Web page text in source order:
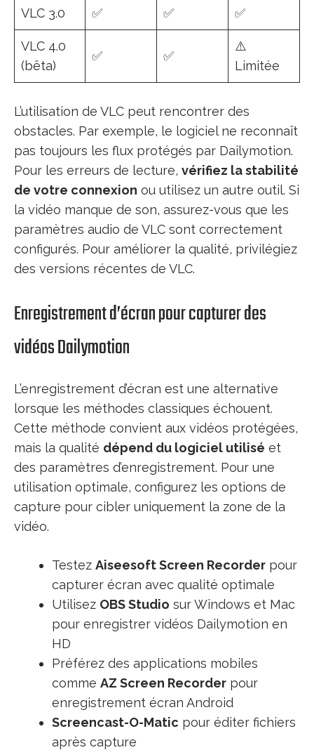
VLC 3.0 ✅ ✅ ✅
VLC 4.0
(bêta)
✅ ✅
⚠️
Limitée
L’utilisation de VLC peut rencontrer des
obstacles. Par exemple, le logiciel ne reconnaît
pas toujours les flux protégés par Dailymotion.
Pour les erreurs de lecture, vérifiez la stabilité
de votre connexion ou utilisez un autre outil. Si
la vidéo manque de son, assurez-vous que les
paramètres audio de VLC sont correctement
configurés. Pour améliorer la qualité, privilégiez
des versions récentes de VLC.
Enregistrement d’écran pour capturer des
vidéos Dailymotion
L’enregistrement d’écran est une alternative
lorsque les méthodes classiques échouent.
Cette méthode convient aux vidéos protégées,
mais la qualité dépend du logiciel utilisé et
des paramètres d’enregistrement. Pour une
utilisation optimale, configurez les options de
capture pour cibler uniquement la zone de la
vidéo.
Testez Aiseesoft Screen Recorder pour
capturer écran avec qualité optimale
Utilisez OBS Studio sur Windows et Mac
pour enregistrer vidéos Dailymotion en
HD
Préférez des applications mobiles
comme AZ Screen Recorder pour
enregistrement écran Android
Screencast-O-Matic pour éditer fichiers
après capture